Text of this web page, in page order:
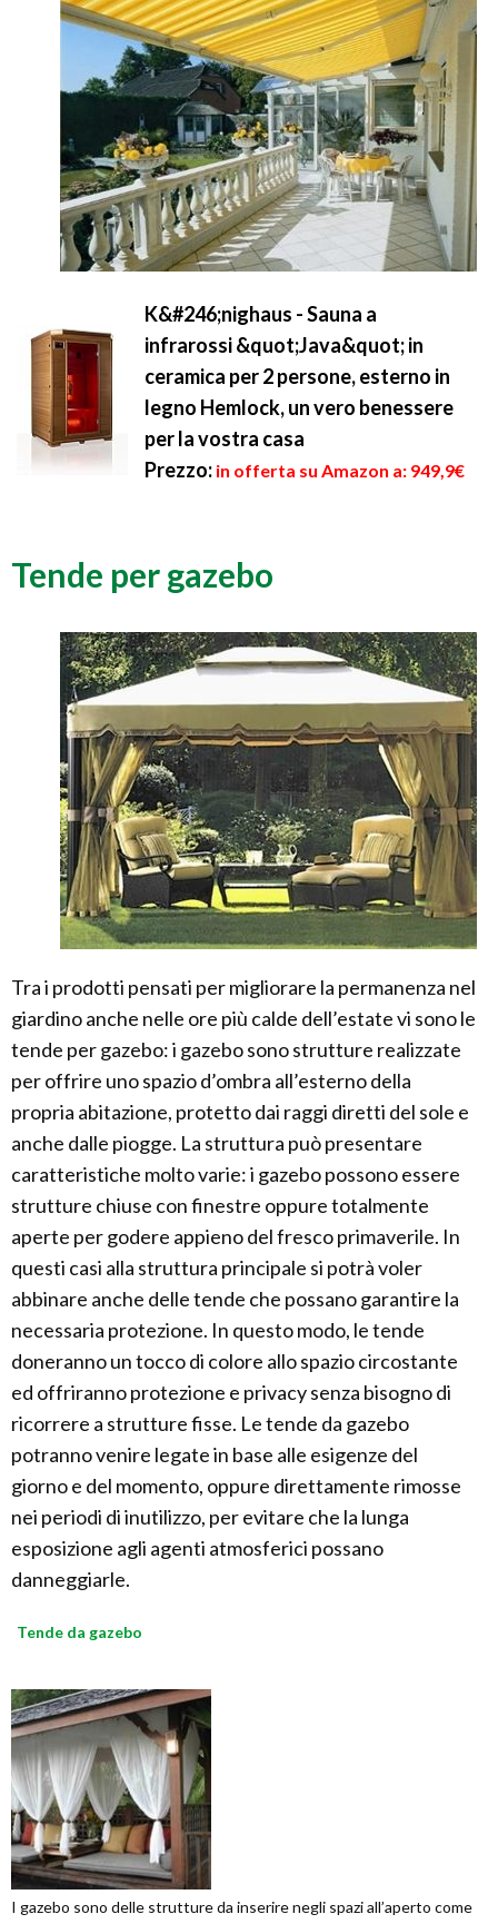
K&#246;nighaus - Sauna a
infrarossi &quot;Java&quot; in
ceramica per 2 persone, esterno in
legno Hemlock, un vero benessere
per la vostra casa
Prezzo: in offerta su Amazon a: 949,9€
Tende per gazebo
Tra i prodotti pensati per migliorare la permanenza nel
giardino anche nelle ore più calde dell’estate vi sono le
tende per gazebo: i gazebo sono strutture realizzate
per offrire uno spazio d’ombra all’esterno della
propria abitazione, protetto dai raggi diretti del sole e
anche dalle piogge. La struttura può presentare
caratteristiche molto varie: i gazebo possono essere
strutture chiuse con finestre oppure totalmente
aperte per godere appieno del fresco primaverile. In
questi casi alla struttura principale si potrà voler
abbinare anche delle tende che possano garantire la
necessaria protezione. In questo modo, le tende
doneranno un tocco di colore allo spazio circostante
ed offriranno protezione e privacy senza bisogno di
ricorrere a strutture fisse. Le tende da gazebo
potranno venire legate in base alle esigenze del
giorno e del momento, oppure direttamente rimosse
nei periodi di inutilizzo, per evitare che la lunga
esposizione agli agenti atmosferici possano
danneggiarle.
Tende da gazebo
I gazebo sono delle strutture da inserire negli spazi all’aperto come